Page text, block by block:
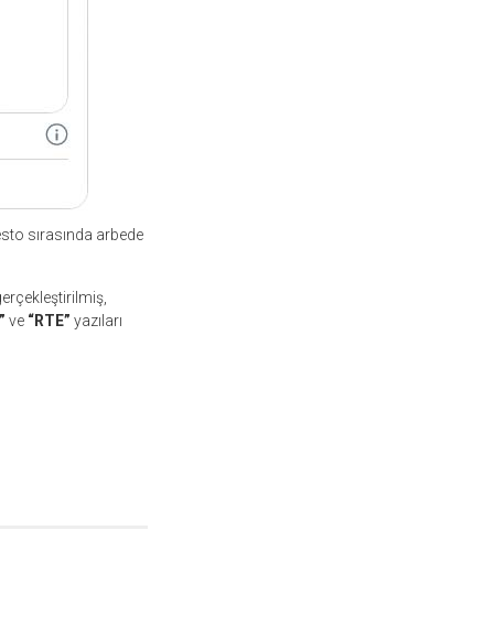
sırasında arbede
ve “RTE” yazıları